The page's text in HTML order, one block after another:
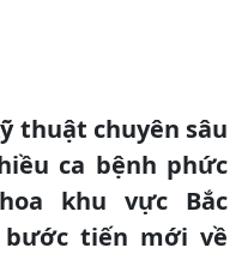
thuật chuyên sâu
ca bệnh phức
khu vực Bắc
bước tiến mới về